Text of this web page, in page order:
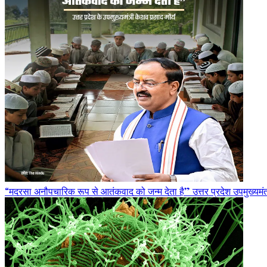
“मदरसा अनौपचारिक रूप से आतंकवाद को जन्म देता है” उत्तर प्रदेश